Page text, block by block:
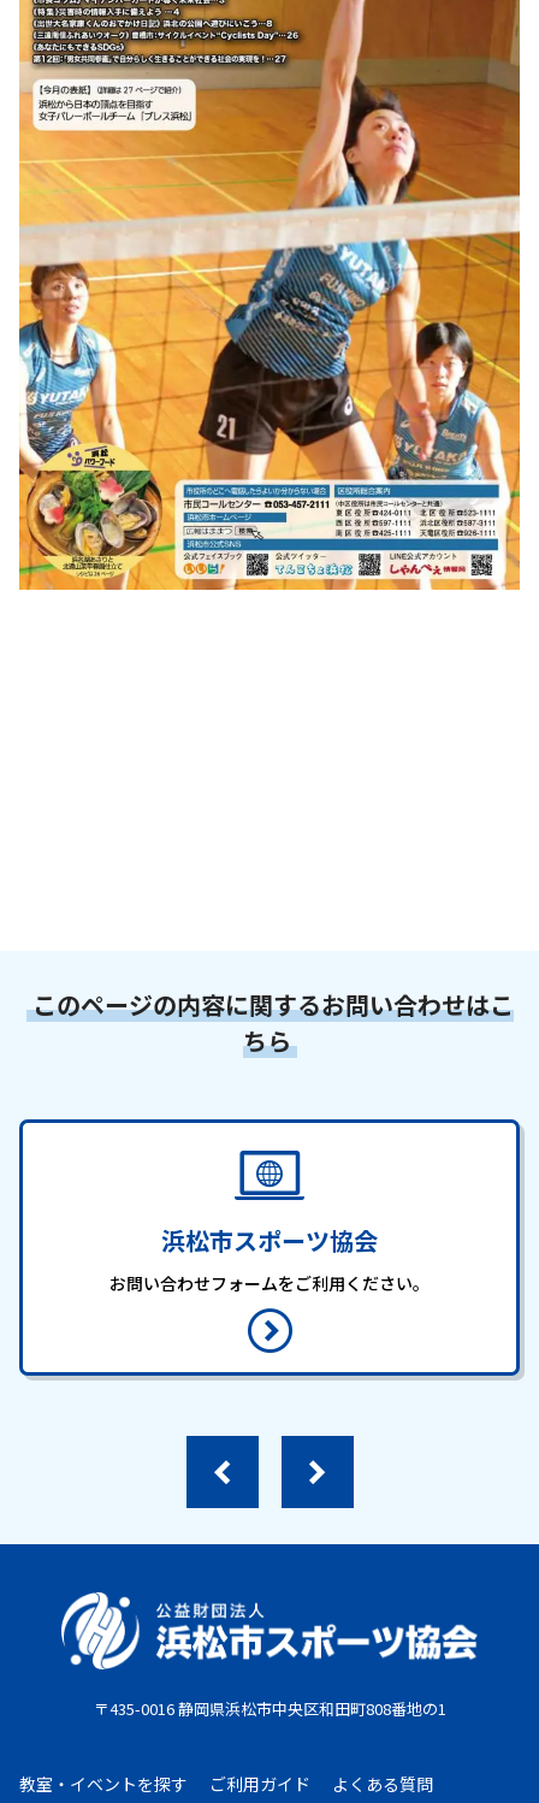
このページの内容に関するお問い合わせはこ
ちら
浜松市スポーツ協会
お問い合わせフォームをご利用ください。
〒435-0016 静岡県浜松市中央区和田町808番地の1
教室・イベントを探す ご利用ガイド よくある質問